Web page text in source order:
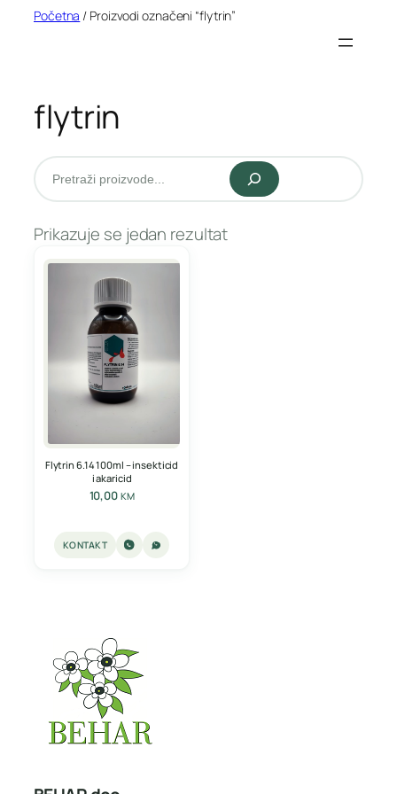
Početna / Proizvodi označeni “flytrin”
flytrin
Pretraži
Prikazuje se jedan rezultat
Flytrin 6.14 100ml – insekticid
i akaricid
10,00 KM
KONTAKT